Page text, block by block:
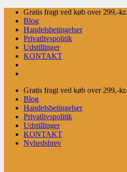
Fortsæt
indhold
Gratis fragt ved køb over 299,-kr.
Blog
Handelsbetingelser
Privatlivspolitik
Udstillinger
KONTAKT
Gratis fragt ved køb over 299,-kr.
Blog
Handelsbetingelser
Privatlivspolitik
Udstillinger
KONTAKT
Nyhedsbrev